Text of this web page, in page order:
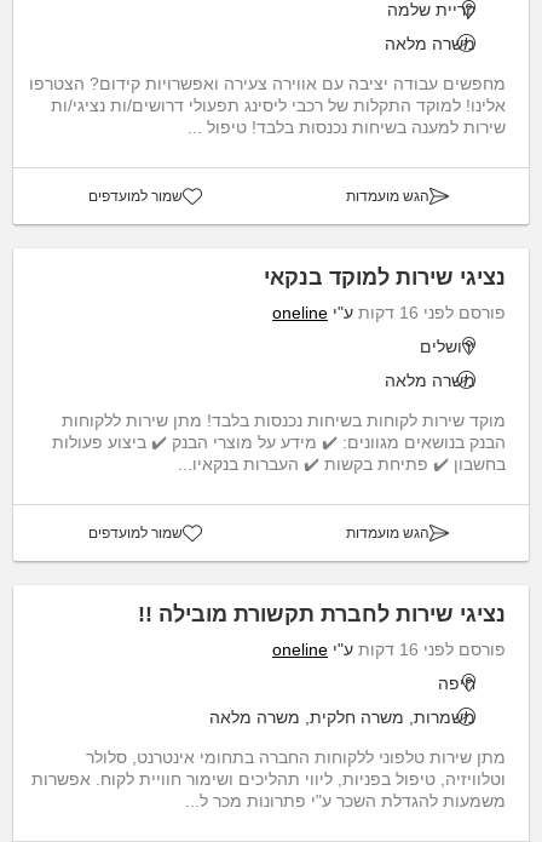
קריית שלמה
משרה מלאה
מחפשים עבודה יציבה עם אווירה צעירה ואפשרויות קידום? הצטרפו
אלינו! למוקד התקלות של רכבי ליסינג תפעולי דרושים/ות נציגי/ות
שירות למענה בשיחות נכנסות בלבד! טיפול ...
הגש מועמדות שמור למועדפים
נציגי שירות למוקד בנקאי
פורסם לפני 16 דקות ע"י oneline
ירושלים
משרה מלאה
מוקד שירות לקוחות בשיחות נכנסות בלבד! מתן שירות ללקוחות
הבנק בנושאים מגוונים: ✔️ מידע על מוצרי הבנק ✔️ ביצוע פעולות
בחשבון ✔️ פתיחת בקשות ✔️ העברות בנקאיו...
הגש מועמדות שמור למועדפים
נציגי שירות לחברת תקשורת מובילה !!
פורסם לפני 16 דקות ע"י oneline
חיפה
משמרות, משרה חלקית, משרה מלאה
מתן שירות טלפוני ללקוחות החברה בתחומי אינטרנט, סלולר
וטלוויזיה, טיפול בפניות, ליווי תהליכים ושימור חוויית לקוח. אפשרות
משמעות להגדלת השכר ע"י פתרונות מכר ל...